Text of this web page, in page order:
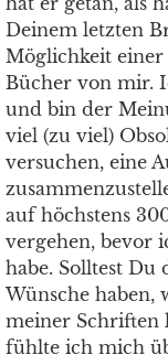
Deinem letzten
Möglichkeit einer
Bücher von mir.
und bin der
viel (zu viel)
versuchen, eine
auf höchstens
vergehen, bevor
habe. Solltest Du
Wünsche haben,
meiner Schriften
fühlte ich mich